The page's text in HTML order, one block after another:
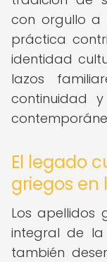
con orgullo a
práctica
identidad
lazos
continuidad
El legado
griegos
Los apellidos
integral de la
también